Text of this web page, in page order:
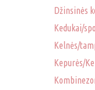
Džinsinės
Kedukai/
Kelnės/
Kepurės/